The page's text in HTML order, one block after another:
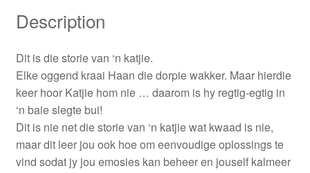
Description
Dit is die storie van ‘n katjie.
Elke oggend kraai Haan die dorpie wakker. Maar hierdie
keer hoor Katjie hom nie … daarom is hy regtig-egtig in
‘n baie slegte bui!
Dit is nie net die storie van ‘n katjie wat kwaad is nie,
maar dit leer jou ook hoe om eenvoudige oplossings te
vind sodat jy jou emosies kan beheer en jouself kalmeer